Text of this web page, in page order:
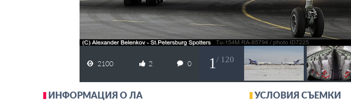
2100 2 0 1 / 120
ИНФОРМАЦИЯ О ЛА УСЛОВИЯ СЪЕМКИ